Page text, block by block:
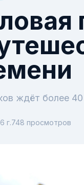
ждёт более
г.748 просмотров